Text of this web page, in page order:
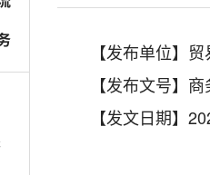
【发布单位】
【发布文号】
【发文日期】